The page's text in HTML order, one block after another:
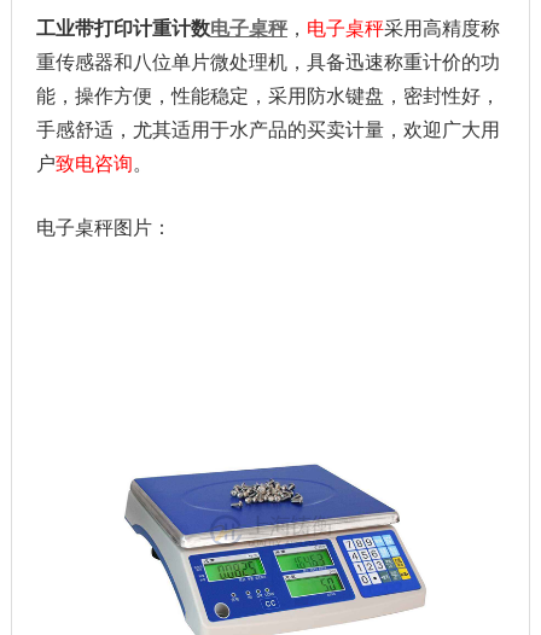
工业带打印计重计数电子桌秤， 电子桌秤采用高精度称
重传感器和八位单片微处理机，具备迅速称重计价的功
能，操作方便，性能稳定，采用防水键盘，密封性好，
手感舒适，尤其适用于水产品的买卖计量，欢迎广大用
户致电咨询。
电子桌秤图片：